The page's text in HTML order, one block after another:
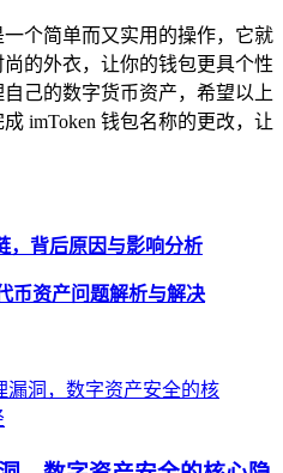
一个简单而又实用的操作，它就
的外衣，让你的钱包更具个性
己的数字货币资产，希望以上
imToken 钱包名称的更改，让
，背后原因与影响分析
币资产问题解析与解决